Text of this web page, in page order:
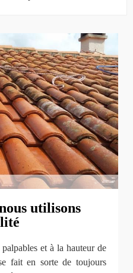
utilisons
et à la hauteur de
fait en sorte de toujours